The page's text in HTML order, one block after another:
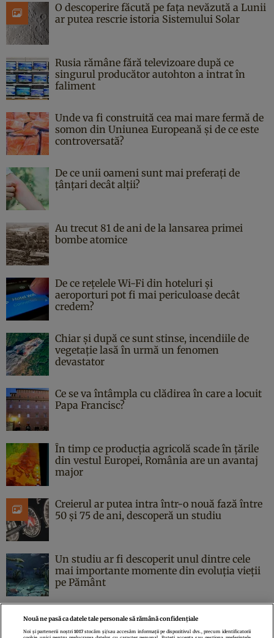
O descoperire făcută pe fața nevăzută a Lunii
ar putea rescrie istoria Sistemului Solar
Rusia rămâne fără televizoare după ce
singurul producător autohton a intrat în
faliment
Unde va fi construită cea mai mare fermă de
somon din Uniunea Europeană și de ce este
controversată?
De ce unii oameni sunt mai preferați de
țânțari decât alții?
Au trecut 81 de ani de la lansarea primei
bombe atomice
De ce rețelele Wi-Fi din hoteluri și
aeroporturi pot fi mai periculoase decât
credem?
Chiar și după ce sunt stinse, incendiile de
vegetație lasă în urmă un fenomen
devastator
Ce se va întâmpla cu clădirea în care a locuit
Papa Francisc?
În timp ce producția agricolă scade în țările
din vestul Europei, România are un avantaj
major
Creierul ar putea intra într-o nouă fază între
50 și 75 de ani, descoperă un studiu
Un studiu ar fi descoperit unul dintre cele
mai importante momente din evoluția vieții
pe Pământ
Nouă ne pasă ca datele tale personale să rămână confidențiale
Noi și partenerii noștri1017 stocăm și/sau accesăm informații pe dispozitivul dvs., precum identificatorii